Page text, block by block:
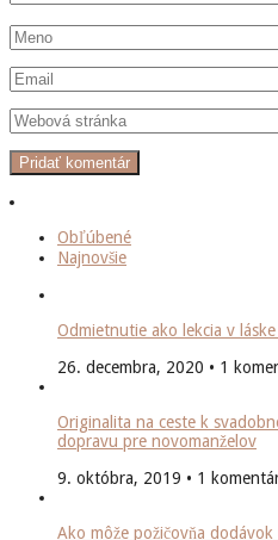
Obľúbené
Najnovšie
Odmietnutie ako lekcia v
26. decembra, 2020 • 1
Originalita na ceste k
dopravu pre novomanželov
9. októbra, 2019 • 1
Ako môže požičovňa